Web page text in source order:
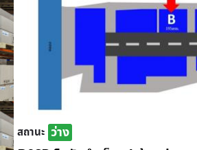
สถานะ ว่าง